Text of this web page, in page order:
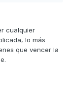
cualquier
lo más
que vencer la